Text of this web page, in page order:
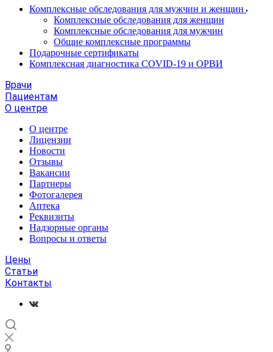
Комплексные обследования для мужчин и женщин
Комплексные обследования для женщин
Комплексные обследования для мужчин
Общие комплексные программы
Подарочные сертификаты
Комплексная диагностика COVID-19 и ОРВИ
Врачи
Пациентам
О центре
О центре
Лицензии
Новости
Отзывы
Вакансии
Партнеры
Фотогалерея
Аптека
Реквизиты
Надзорные органы
Вопросы и ответы
Цены
Статьи
Контакты